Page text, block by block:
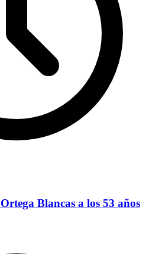
Blancas a los 53 años